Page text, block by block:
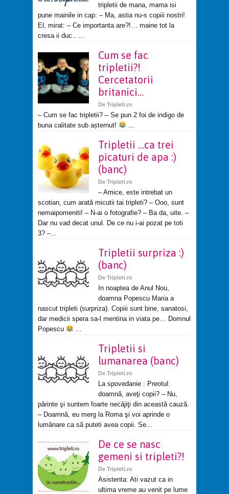
tripletii de mana, mama isi
pune mainile in cap: – Ma, astia nu-s copiii nostri!
El, mirat: – Ce importanta are?!… maine tot la
cresa ii duc.. ...
Cum se fac
tripletii?!
Cercetatorii
britanici…
De Tripleti.ro
– Cum se fac tripletii? – Se pun 2 foi de indigo de
buna calitate sub așternut!
Tripletii …ca trei
picaturi de apa :)
(banc)
De Tripleti.ro
– Amice, este intrebat un
scotian, cum arată micutii tai tripleti? – Ooo, sunt
nemaipomeniti! – N-ai o fotografie? – Ba da, uite. –
Dar nu vad decat unul. De ce nu i-ai pozat pe toti
3? –...
Tripletii surpriza :)
(banc)
De Tripleti.ro
In noaptea de Anul Nou,
doamna Popescu Maria a
nascut tripleti (surpriza). Copiii sunt bine, sanatosi,
dar medicii spera sa-l mentina in viata pe… Domnul
Popescu
Tripletii si
lumanarea (banc)
De Tripleti.ro
La spovedanie : Preotul:
doamnă, aveţi copii? – Nu,
părinte şi suntem foarte necăjiţi din această cauză.
– Doamnă, eu merg la Roma şi voi aprinde o
lumânare ca să puteti avea copii. Se...
De ce se nasc
gemeni si tripleti?!
De Tripleti.ro
Asistenta: Ati vazut ca in
ultima vreme au venit pe lume